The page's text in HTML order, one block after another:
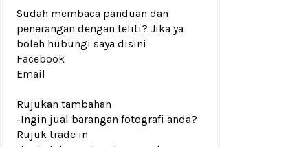
Sudah membaca panduan dan
penerangan dengan teliti? Jika ya
boleh hubungi saya disini
Facebook
Email
Rujukan tambahan
-Ingin jual barangan fotografi anda?
Rujuk trade in